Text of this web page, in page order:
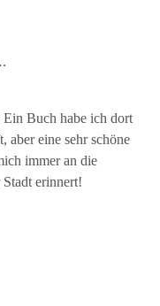
Buch habe ich dort
aber eine sehr schöne
immer an die
erinnert!